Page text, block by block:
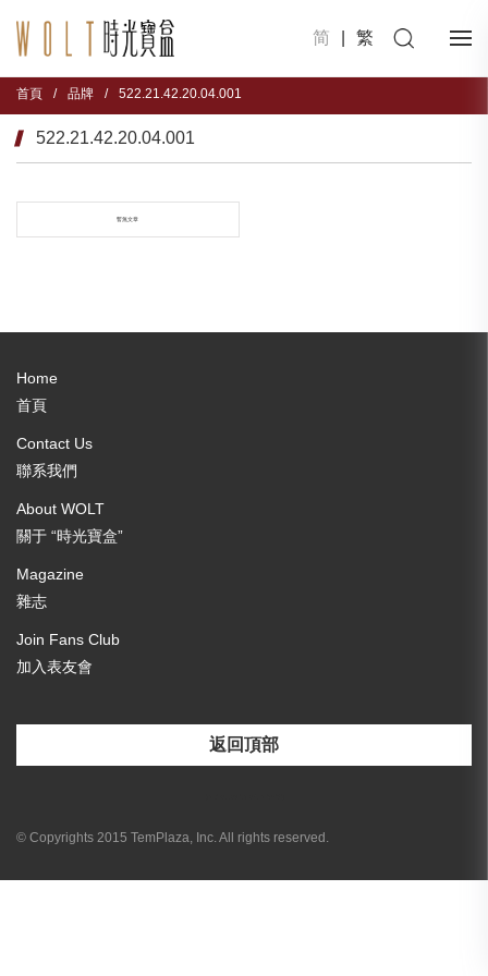
简 繁
首頁 / 品牌 / 522.21.42.20.04.001
522.21.42.20.04.001
暫無文章
Home
首頁
Contact Us
聯系我們
About WOLT
關于 “時光寶盒”
Magazine
雜志
Join Fans Club
加入表友會
返回頂部
© Copyrights 2015 TemPlaza, Inc. All rights reserved.